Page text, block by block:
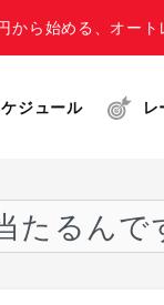
から始める、オート
ジュール レ